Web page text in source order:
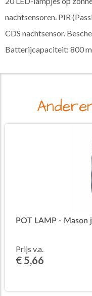
nachtsensoren. PIR
CDS nachtsensor.
Batterijcapaciteit: 800
POT LAMP - Mason
Prijs v.a.
€ 5,66